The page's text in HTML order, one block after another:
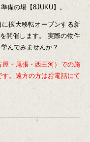
備の場【8JUKU】。
拡大移転オープンする新
開催します。
実際の物件
んでみませんか？
屋・尾張・西三河）での施
。遠方の方はお電話にて